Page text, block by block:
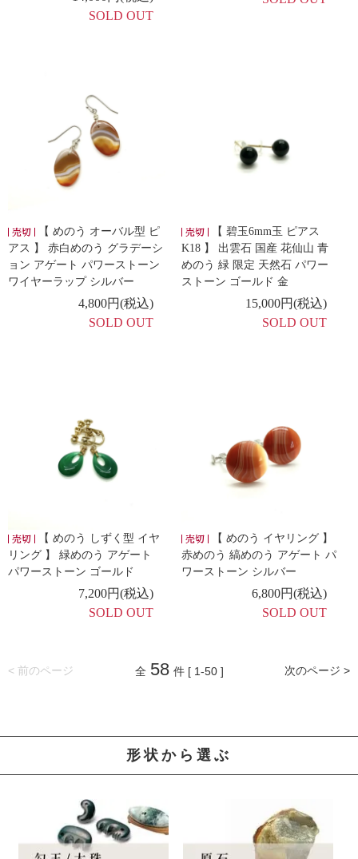
SOLD OUT
【 めのう オーバル型 ピ
アス 】 赤白めのう グラデーシ
ョン アゲート パワーストーン
ワイヤーラップ シルバー
4,800円(税込)
SOLD OUT
【 碧玉6mm玉 ピアス
K18 】 出雲石 国産 花仙山 青
めのう 緑 限定 天然石 パワー
ストーン ゴールド 金
15,000円(税込)
SOLD OUT
【 めのう しずく型 イヤ
リング 】 緑めのう アゲート
パワーストーン ゴールド
7,200円(税込)
SOLD OUT
【 めのう イヤリング 】
赤めのう 縞めのう アゲート パ
ワーストーン シルバー
6,800円(税込)
SOLD OUT
< 前のページ 次のページ >
全 58 件 [ 1-50 ]
形状から選ぶ